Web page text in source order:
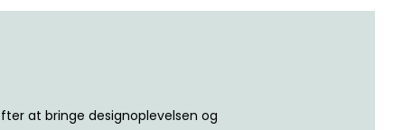
at bringe designoplevelsen og